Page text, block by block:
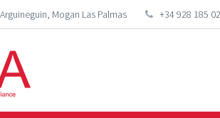
Mogan Las Palmas +34 928 185